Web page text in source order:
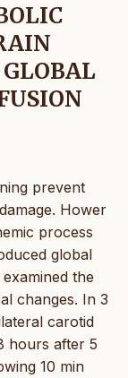
prevent
Hower
process
global
the
changes. In 3
carotid
hours after 5
10 min